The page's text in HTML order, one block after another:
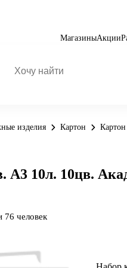
МагазиныАкции
изделия Картон
А3 10л. 10цв.
76 человек